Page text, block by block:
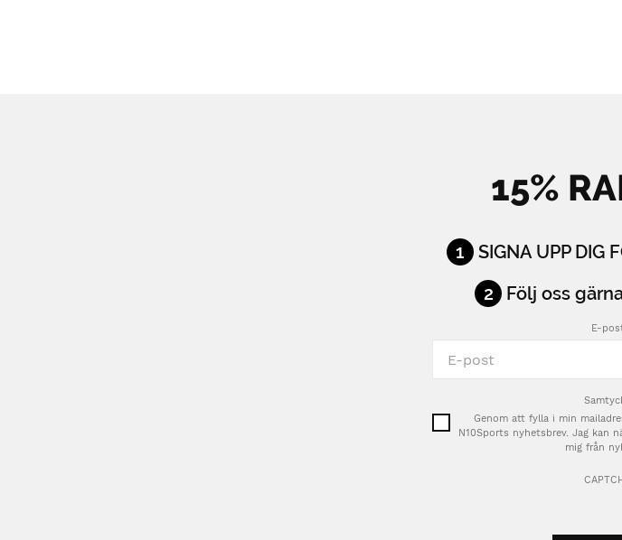
15%
1
SIGNA UPP DIG
2
Följ oss
E-
Genom att fylla i min
N10Sports nyhetsbrev. Jag kan
mig från